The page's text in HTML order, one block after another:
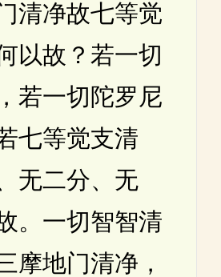
清净故七等觉
以故？若一切
若一切陀罗尼
七等觉支清
无二分、无
。一切智智清
摩地门清净，